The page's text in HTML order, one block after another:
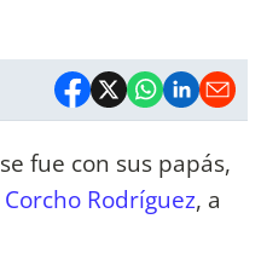
se fue con sus papás,
Corcho Rodríguez, a